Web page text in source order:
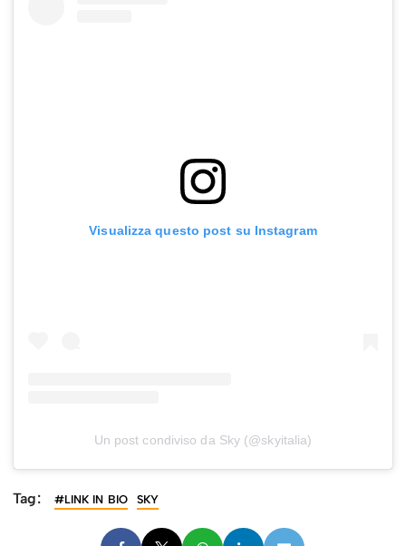
Visualizza questo post su Instagram
Un post condiviso da Sky (@skyitalia)
Tag: #LINK IN BIO SKY